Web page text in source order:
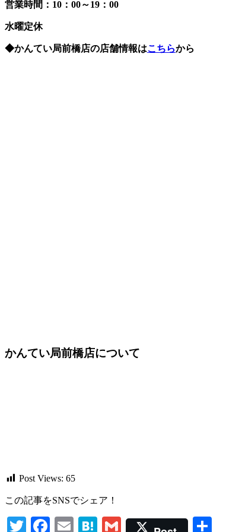
営業時間：10：00～19：00
水曜定休
◆かんてい局前橋店の店舗情報はこちらから
かんてい局前橋店について
Post Views: 65
この記事をSNSでシェア！
TwitterFacebook
EmailHatenaGmail